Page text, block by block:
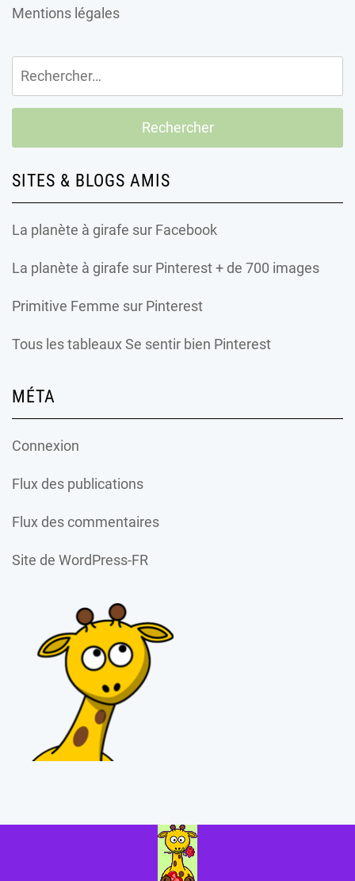
Mentions légales
Rechercher :
SITES & BLOGS AMIS
La planète à girafe sur Facebook
La planète à girafe sur Pinterest + de 700 images
Primitive Femme sur Pinterest
Tous les tableaux Se sentir bien Pinterest
MÉTA
Connexion
Flux des publications
Flux des commentaires
Site de WordPress-FR